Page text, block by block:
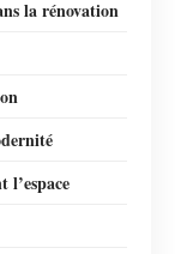
la rénovation